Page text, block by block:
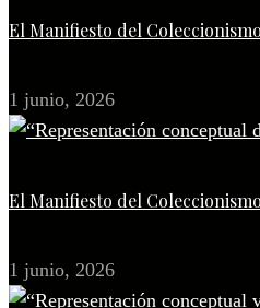
El Manifiesto del
1 junio, 2026
El Manifiesto del
1 junio, 2026